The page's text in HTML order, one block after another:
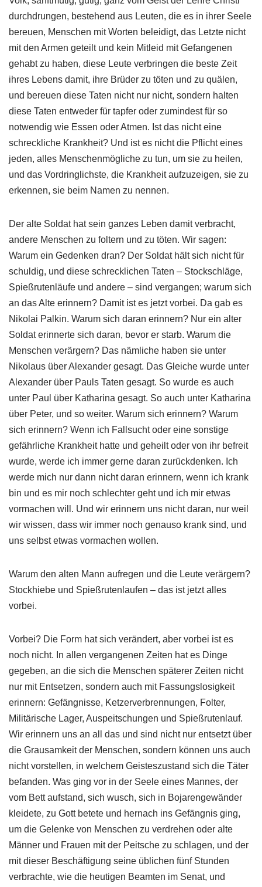
durchdrungen, bestehend aus Leuten, die es in ihrer Seele
bereuen, Menschen mit Worten beleidigt, das Letzte nicht
mit den Armen geteilt und kein Mitleid mit Gefangenen
gehabt zu haben, diese Leute verbringen die beste Zeit
ihres Lebens damit, ihre Brüder zu töten und zu quälen,
und bereuen diese Taten nicht nur nicht, sondern halten
diese Taten entweder für tapfer oder zumindest für so
notwendig wie Essen oder Atmen. Ist das nicht eine
schreckliche Krankheit? Und ist es nicht die Pflicht eines
jeden, alles Menschenmögliche zu tun, um sie zu heilen,
und das Vordringlichste, die Krankheit aufzuzeigen, sie zu
erkennen, sie beim Namen zu nennen.
Der alte Soldat hat sein ganzes Leben damit verbracht,
andere Menschen zu foltern und zu töten. Wir sagen:
Warum ein Gedenken dran? Der Soldat hält sich nicht für
schuldig, und diese schrecklichen Taten – Stockschläge,
Spießrutenläufe und andere – sind vergangen; warum sich
an das Alte erinnern? Damit ist es jetzt vorbei. Da gab es
Nikolai Palkin. Warum sich daran erinnern? Nur ein alter
Soldat erinnerte sich daran, bevor er starb. Warum die
Menschen verärgern? Das nämliche haben sie unter
Nikolaus über Alexander gesagt. Das Gleiche wurde unter
Alexander über Pauls Taten gesagt. So wurde es auch
unter Paul über Katharina gesagt. So auch unter Katharina
über Peter, und so weiter. Warum sich erinnern? Warum
sich erinnern? Wenn ich Fallsucht oder eine sonstige
gefährliche Krankheit hatte und geheilt oder von ihr befreit
wurde, werde ich immer gerne daran zurückdenken. Ich
werde mich nur dann nicht daran erinnern, wenn ich krank
bin und es mir noch schlechter geht und ich mir etwas
vormachen will. Und wir erinnern uns nicht daran, nur weil
wir wissen, dass wir immer noch genauso krank sind, und
uns selbst etwas vormachen wollen.
Warum den alten Mann aufregen und die Leute verärgern?
Stockhiebe und Spießrutenlaufen – das ist jetzt alles
vorbei.
Vorbei? Die Form hat sich verändert, aber vorbei ist es
noch nicht. In allen vergangenen Zeiten hat es Dinge
gegeben, an die sich die Menschen späterer Zeiten nicht
nur mit Entsetzen, sondern auch mit Fassungslosigkeit
erinnern: Gefängnisse, Ketzerverbrennungen, Folter,
Militärische Lager, Auspeitschungen und Spießrutenlauf.
Wir erinnern uns an all das und sind nicht nur entsetzt über
die Grausamkeit der Menschen, sondern können uns auch
nicht vorstellen, in welchem Geisteszustand sich die Täter
befanden. Was ging vor in der Seele eines Mannes, der
vom Bett aufstand, sich wusch, sich in Bojarengewänder
kleidete, zu Gott betete und hernach ins Gefängnis ging,
um die Gelenke von Menschen zu verdrehen oder alte
Männer und Frauen mit der Peitsche zu schlagen, und der
mit dieser Beschäftigung seine üblichen fünf Stunden
verbrachte, wie die heutigen Beamten im Senat, und